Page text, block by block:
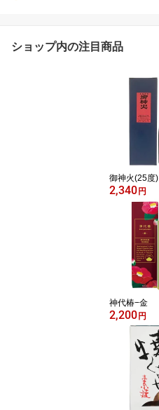
ショップ内の注目商品
御神火(25度)
2,340円
神代椿−金
2,200円